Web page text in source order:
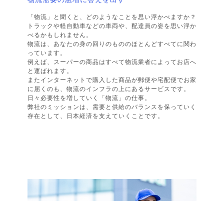
「物流」と聞くと、どのようなことを思い浮かべますか？
トラックや軽自動車などの車両や、配達員の姿を思い浮か
べるかもしれません。
物流は、あなたの身の回りのもののほとんどすべてに関わ
っています。
例えば、スーパーの商品はすべて物流業者によってお店へ
と運ばれます。
またインターネットで購入した商品が郵便や宅配便でお家
に届くのも、物流のインフラの上にあるサービスです。
日々必要性を増していく「物流」の仕事。
弊社のミッションは、需要と供給のバランスを保っていく
存在として、日本経済を支えていくことです。